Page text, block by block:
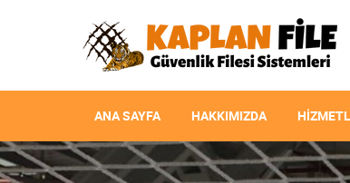
ANA SAYFA HAKKIMIZDA